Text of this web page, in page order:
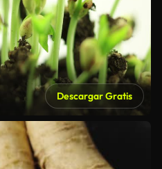
Descargar Gratis